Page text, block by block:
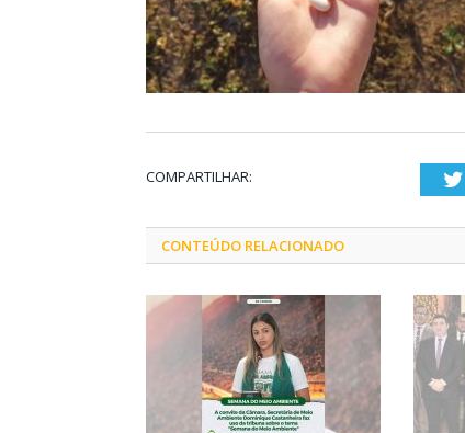
COMPARTILHAR:
CONTEÚDO RELACIONADO